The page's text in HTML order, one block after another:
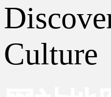
Culture